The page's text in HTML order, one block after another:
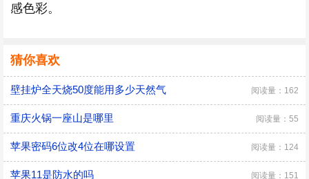
感色彩。
猜你喜欢
壁挂炉全天烧50度能用多少天然气 阅读量：162
重庆火锅一座山是哪里 阅读量：55
苹果密码6位改4位在哪设置 阅读量：124
苹果11是防水的吗 阅读量：151